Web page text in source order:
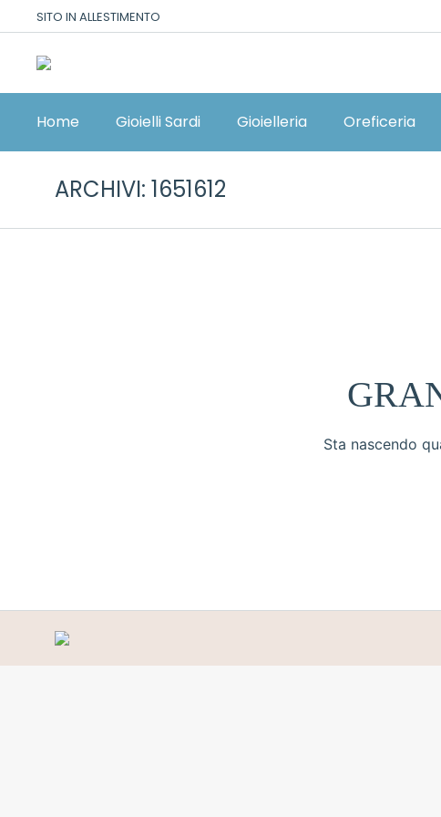
SITO IN ALLESTIMENTO
Home Gioielli Sardi Gioielleria Oreficeria
ARCHIVI: 1651612
Sta nascendo